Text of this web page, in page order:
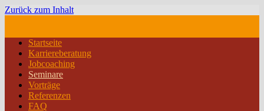
Zurück zum Inhalt
Startseite
Karriereberatung
Jobcoaching
Seminare
Vorträge
Referenzen
FAQ